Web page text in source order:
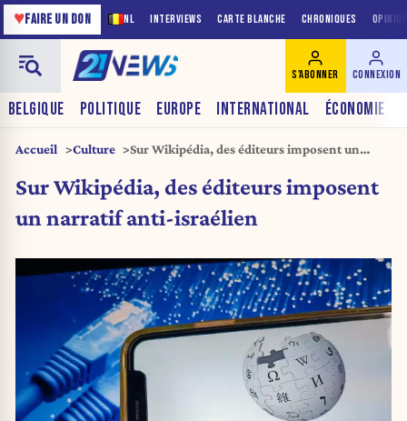
NL INTERVIEWS CARTE BLANCHE CHRONIQUES
♥FAIRE UN DON
BELGIQUE POLITIQUE EUROPE INTERNATIONAL ÉCONOMIE
S'ABONNER CONNEXION
Accueil Culture
Sur Wikipédia, des éditeurs imposent un
Sur Wikipédia, des éditeurs imposent
un narratif anti-israélien